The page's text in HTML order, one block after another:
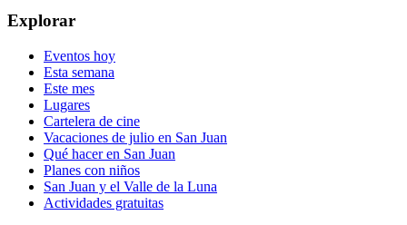
Explorar
Eventos hoy
Esta semana
Este mes
Lugares
Cartelera de cine
Vacaciones de julio en San Juan
Qué hacer en San Juan
Planes con niños
San Juan y el Valle de la Luna
Actividades gratuitas